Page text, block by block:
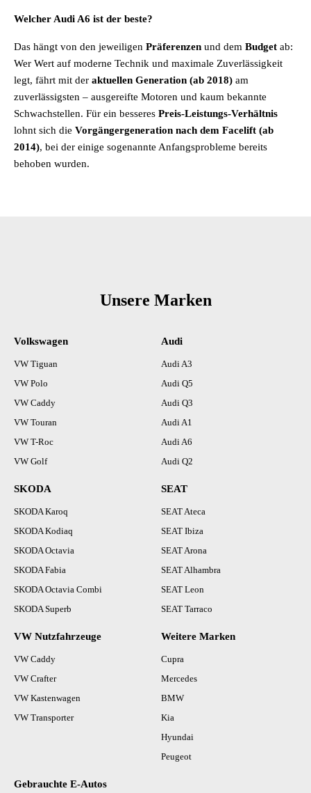
Welcher Audi A6 ist der beste?
Das hängt von den jeweiligen Präferenzen und dem Budget ab:
Wer Wert auf moderne Technik und maximale Zuverlässigkeit
legt, fährt mit der aktuellen Generation (ab 2018) am
zuverlässigsten – ausgereifte Motoren und kaum bekannte
Schwachstellen. Für ein besseres Preis-Leistungs-Verhältnis
lohnt sich die Vorgängergeneration nach dem Facelift (ab
2014), bei der einige sogenannte Anfangsprobleme bereits
behoben wurden.
Unsere Marken
Volkswagen
VW Tiguan
VW Polo
VW Caddy
VW Touran
VW T-Roc
VW Golf
Audi
Audi A3
Audi Q5
Audi Q3
Audi A1
Audi A6
Audi Q2
SKODA
SKODA Karoq
SKODA Kodiaq
SKODA Octavia
SKODA Fabia
SKODA Octavia Combi
SKODA Superb
SEAT
SEAT Ateca
SEAT Ibiza
SEAT Arona
SEAT Alhambra
SEAT Leon
SEAT Tarraco
VW Nutzfahrzeuge
VW Caddy
VW Crafter
VW Kastenwagen
VW Transporter
Weitere Marken
Cupra
Mercedes
BMW
Kia
Hyundai
Peugeot
Gebrauchte E-Autos